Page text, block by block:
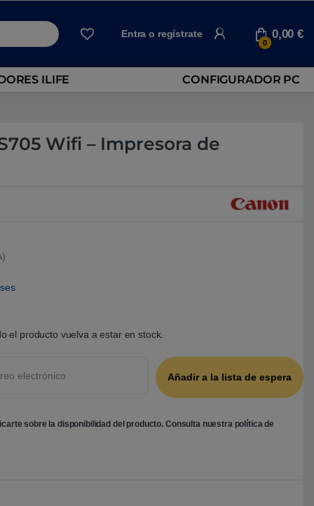
Entra o regístrate
0
0,00€
ILIFE CONFIGURADOR PC
Wifi – Impresora de
el producto vuelva a estar en stock.
sobre la disponibilidad del producto. Consulta nuestra política de